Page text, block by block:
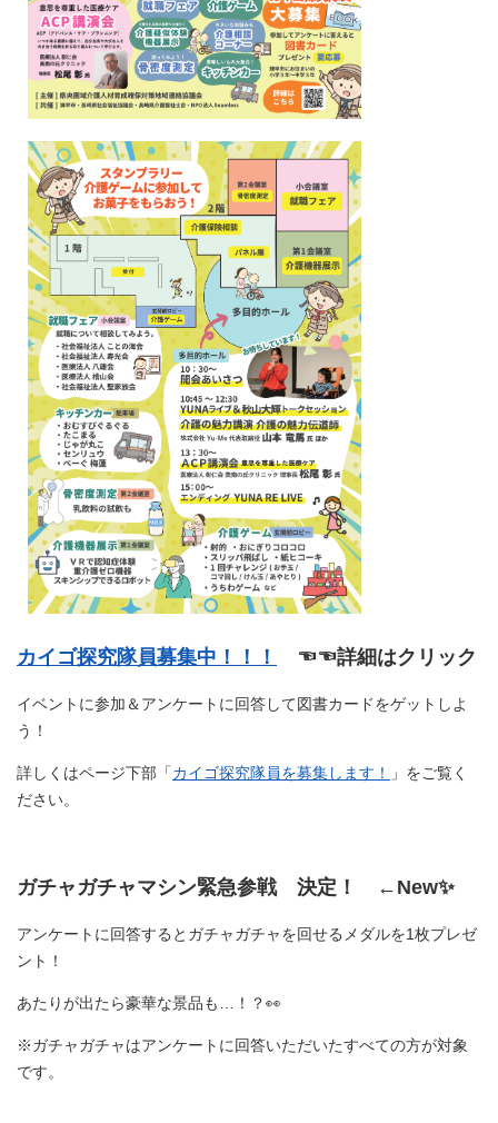
カイゴ探究隊員募集中！！！ ☜☜詳細はクリック
イベントに参加＆アンケートに回答して図書カードをゲットしよ
う！
詳しくはページ下部「カイゴ探究隊員を募集します！
」をご覧く
ださい。
ガチャガチャマシン緊急参戦 決定！ ←New✨
アンケートに回答するとガチャガチャを回せるメダルを1枚プレゼ
ント！
あたりが出たら豪華な景品も…！？👀
※ガチャガチャはアンケートに回答いただいたすべての方が対象
です。